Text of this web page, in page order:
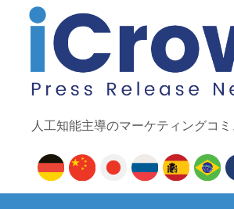
人工知能主導のマーケティングコ